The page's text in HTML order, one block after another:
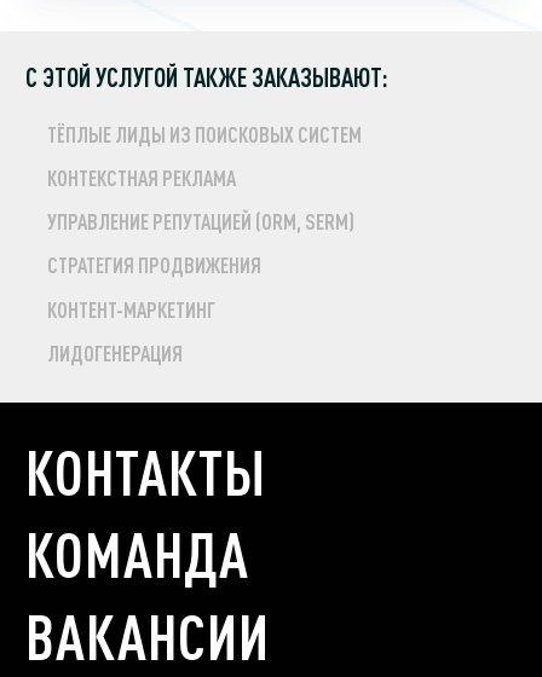
С ЭТОЙ УСЛУГОЙ ТАКЖЕ ЗАКАЗЫВАЮТ:
ТЁПЛЫЕ ЛИДЫ ИЗ ПОИСКОВЫХ СИСТЕМ
КОНТЕКСТНАЯ РЕКЛАМА
УПРАВЛЕНИЕ РЕПУТАЦИЕЙ (ORM, SERM)
СТРАТЕГИЯ ПРОДВИЖЕНИЯ
КОНТЕНТ-МАРКЕТИНГ
ЛИДОГЕНЕРАЦИЯ
КОНТАКТЫ
КОМАНДА
ВАКАНСИИ